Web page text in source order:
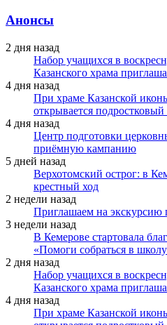
Анонсы
2 дня назад
Набор учащихся в
Казанского храма
4 дня назад
При храме Казанской
открывается подростковый
4 дня назад
Центр подготовки
приёмную кампанию
5 дней назад
Верхотомский острог: в
крестный ход
2 недели назад
Приглашаем на экскурсию
3 недели назад
В Кемерове стартовала
«Помоги собраться в
2 дня назад
Набор учащихся в
Казанского храма
4 дня назад
При храме Казанской